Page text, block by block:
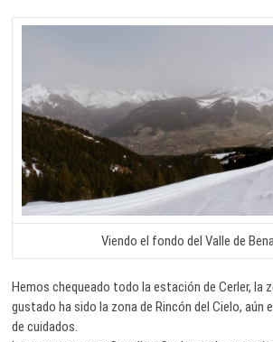
Viendo el fondo del Valle de
Hemos chequeado todo la estación de Cerler, la
gustado ha sido la zona de Rincón del Cielo, aún
de cuidados.